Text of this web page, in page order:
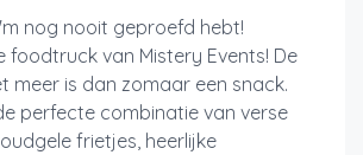
nog nooit geproefd hebt!
foodtruck van Mistery Events! De
meer is dan zomaar een snack.
perfecte combinatie van verse
frietjes, heerlijke